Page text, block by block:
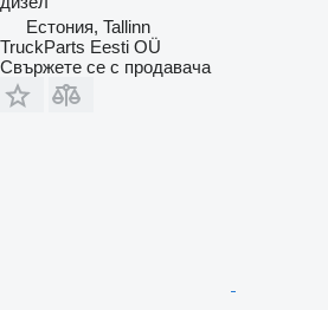
Естония, Tallinn
TruckParts Eesti OÜ
Свържете се с продавача